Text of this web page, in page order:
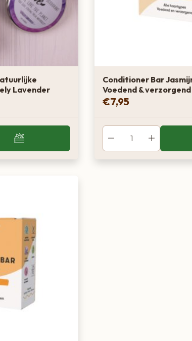
Lavender
Conditioner Bar
Voedend & verzorgend
€7,95